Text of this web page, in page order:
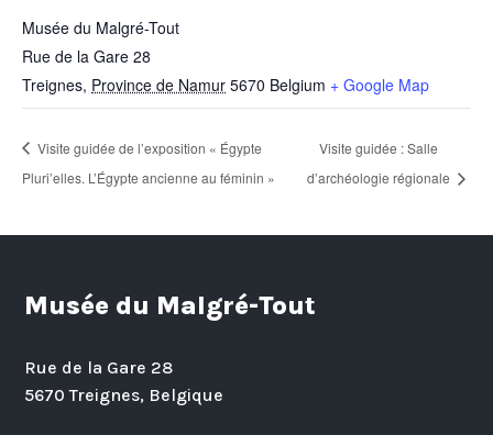
Musée du Malgré-Tout
Rue de la Gare 28
Treignes, Province de Namur 5670 Belgium + Google Map
Visite guidée de l’exposition « Égypte
Pluri’elles. L’Égypte ancienne au féminin »
Visite guidée : Salle
d’archéologie régionale
Musée du Malgré-Tout
Rue de la Gare 28
5670 Treignes, Belgique